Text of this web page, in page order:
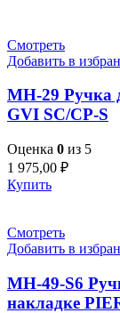
Смотреть
Добавить в
MH-29 Ручка
GVI SC/CP-S
Оценка 0 из 5
1 975,00 ₽
Купить
Смотреть
Добавить в
MH-49-S6
накладке